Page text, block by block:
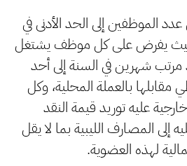
الموظفين إلى الحد الأدنى في
بحيث يفرض على كل موظف يشتغل
مرتب شهرين في السنة إلى أحد
مقابلها بالعملة المحلية، وكل
عليه توريد قيمة النقد
إلى المصارف الليبية بما لا يقل